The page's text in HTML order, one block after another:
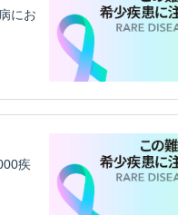
にお
疾